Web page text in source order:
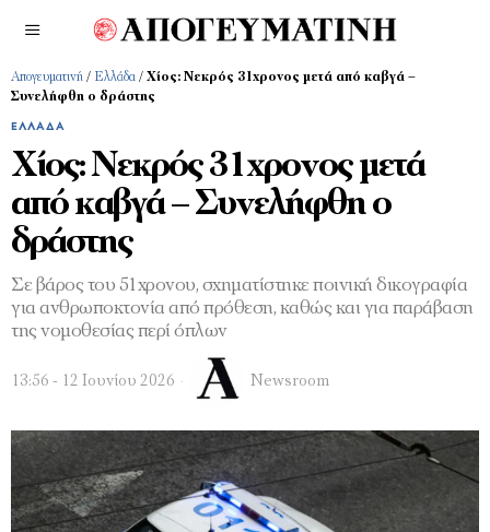
Απογευματινή / Ελλάδα / Χίος: Νεκρός 31χρονος μετά από καβγά –
Συνελήφθη ο δράστης
ΕΛΛΆΔΑ
Χίος: Νεκρός 31χρονος μετά
από καβγά – Συνελήφθη ο
δράστης
Σε βάρος του 51χρονου, σχηματίστηκε ποινική δικογραφία
για ανθρωποκτονία από πρόθεση, καθώς και για παράβαση
της νομοθεσίας περί όπλων
13:56 - 12 Ιουνίου 2026 Newsroom